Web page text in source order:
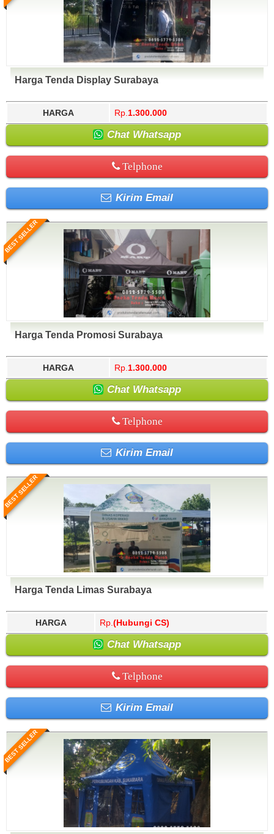
Harga Tenda Display Surabaya
HARGA Rp. 1.300.000
Chat Whatsapp
Telphone
Kirim Email
BEST SELLER
Harga Tenda Promosi Surabaya
HARGA Rp. 1.300.000
Chat Whatsapp
Telphone
Kirim Email
BEST SELLER
Harga Tenda Limas Surabaya
HARGA Rp. (Hubungi CS)
Chat Whatsapp
Telphone
Kirim Email
BEST SELLER